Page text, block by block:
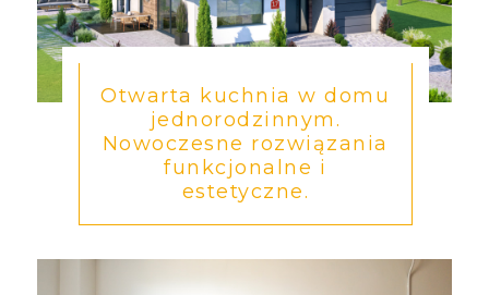
Otwarta kuchnia w domu
jednorodzinnym.
Nowoczesne rozwiązania
funkcjonalne i
estetyczne.